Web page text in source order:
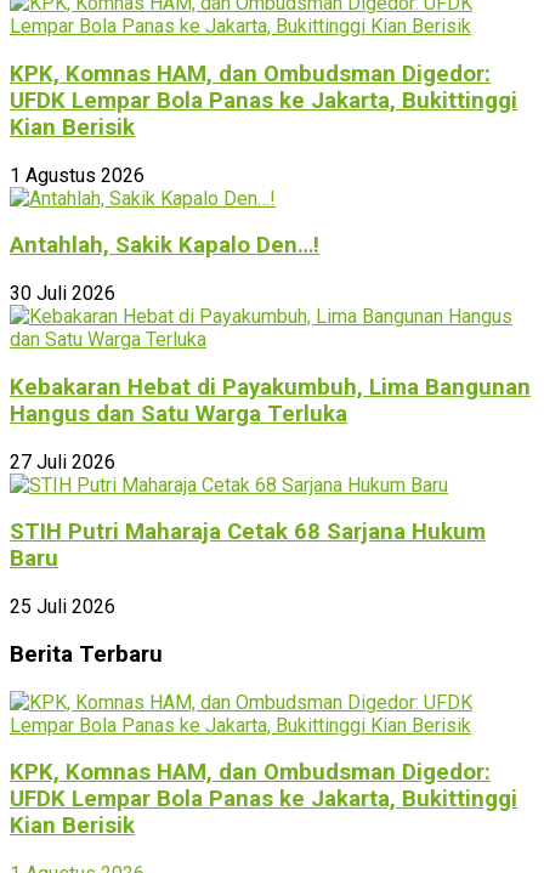
KPK, Komnas HAM, dan Ombudsman Digedor:
UFDK Lempar Bola Panas ke Jakarta, Bukittinggi
Kian Berisik
1 Agustus 2026
Antahlah, Sakik Kapalo Den…!
30 Juli 2026
Kebakaran Hebat di Payakumbuh, Lima Bangunan
Hangus dan Satu Warga Terluka
27 Juli 2026
STIH Putri Maharaja Cetak 68 Sarjana Hukum
Baru
25 Juli 2026
Berita Terbaru
KPK, Komnas HAM, dan Ombudsman Digedor:
UFDK Lempar Bola Panas ke Jakarta, Bukittinggi
Kian Berisik